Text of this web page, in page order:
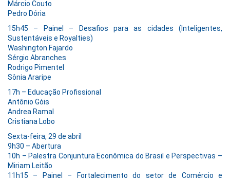
Márcio Couto
Pedro Dória
15h45 – Painel – Desafios para as cidades (Inteligentes,
Sustentáveis e Royalties)
Washington Fajardo
Sérgio Abranches
Rodrigo Pimentel
Sônia Araripe
17h – Educação Profissional
Antônio Góis
Andrea Ramal
Cristiana Lobo
Sexta-feira, 29 de abril
9h30 – Abertura
10h – Palestra Conjuntura Econômica do Brasil e Perspectivas –
Miriam Leitão
11h15 – Painel – Fortalecimento do setor de Comércio e